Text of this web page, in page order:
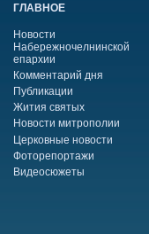
ГЛАВНОЕ
Новости
Набережночелнинской
епархии
Комментарий дня
Публикации
Жития святых
Новости митрополии
Церковные новости
Фоторепортажи
Видеосюжеты